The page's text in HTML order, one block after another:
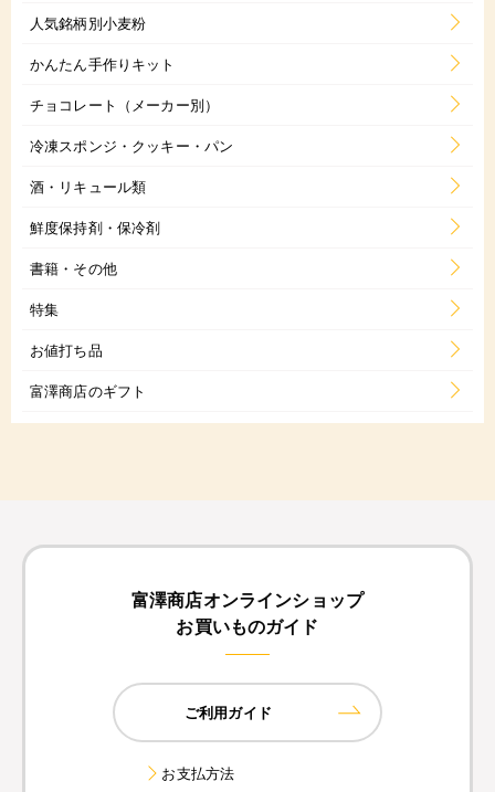
人気銘柄別小麦粉
かんたん手作りキット
チョコレート（メーカー別）
冷凍スポンジ・クッキー・パン
酒・リキュール類
鮮度保持剤・保冷剤
書籍・その他
特集
お値打ち品
富澤商店のギフト
富澤商店オンラインショップ
お買いものガイド
ご利用ガイド
お支払方法